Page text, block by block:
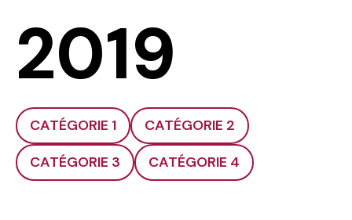
2019
CATÉGORIE 1
CATÉGORIE 2
CATÉGORIE 3
CATÉGORIE 4